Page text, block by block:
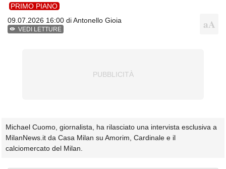
PRIMO PIANO
09.07.2026 16:00 diAntonello Gioia
VEDI LETTURE
Michael Cuomo, giornalista, ha rilasciato una intervista esclusiva a
MilanNews.it da Casa Milan su Amorim, Cardinale e il
calciomercato del Milan.